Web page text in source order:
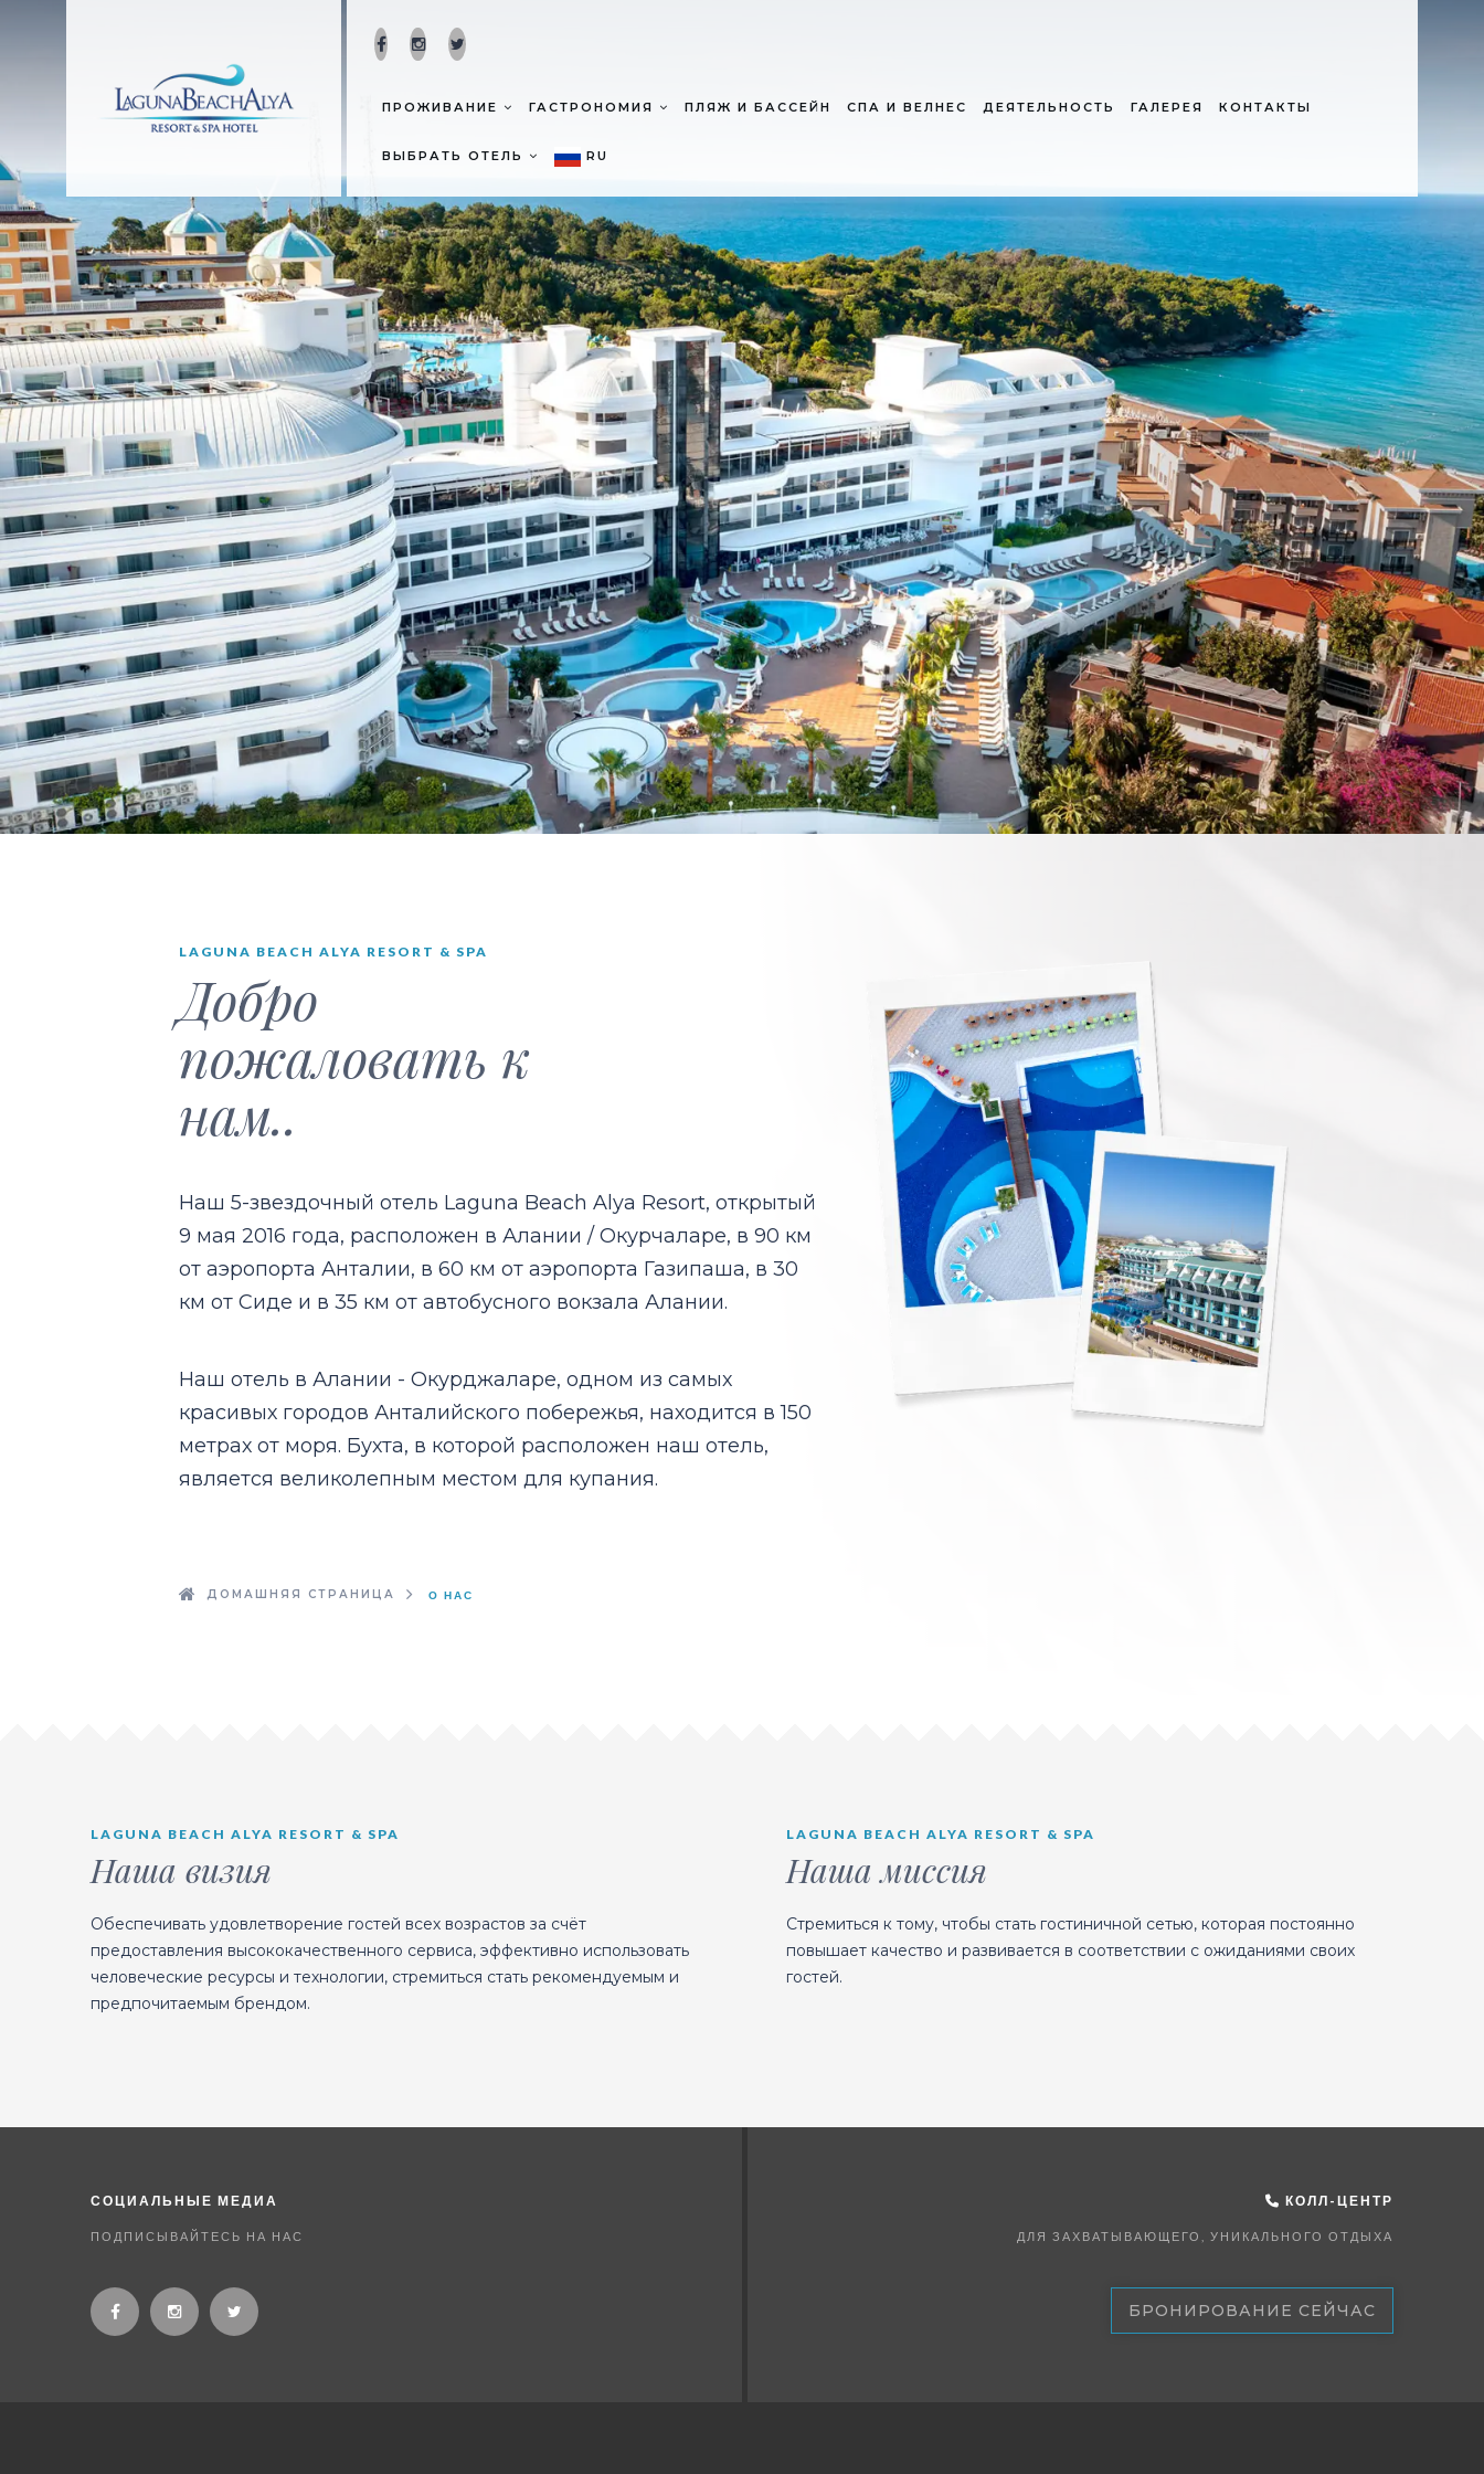
ПРОЖИВАНИЕ ГАСТРОНОМИЯ ПЛЯЖ И БАССЕЙН СПА И ВЕЛНЕС ДЕЯТЕЛЬНОСТЬ ГАЛЕРЕЯ КОНТАКТЫ
ВЫБРАТЬ ОТЕЛЬ RU
LAGUNA BEACH ALYA RESORT & SPA
Добро
пожаловать к
нам..
Наш 5-звездочный отель Laguna Beach Alya Resort, открытый
9 мая 2016 года, расположен в Алании / Окурчаларе, в 90 км
от аэропорта Анталии, в 60 км от аэропорта Газипаша, в 30
км от Сиде и в 35 км от автобусного вокзала Алании.
Наш отель в Алании - Окурджаларе, одном из самых
красивых городов Анталийского побережья, находится в 150
метрах от моря. Бухта, в которой расположен наш отель,
является великолепным местом для купания.
ДОМАШНЯЯ СТРАНИЦА О НАС
LAGUNA BEACH ALYA RESORT & SPA
Наша визия
Обеспечивать удовлетворение гостей всех возрастов за счёт
предоставления высококачественного сервиса, эффективно использовать
человеческие ресурсы и технологии, стремиться стать рекомендуемым и
предпочитаемым брендом.
LAGUNA BEACH ALYA RESORT & SPA
Наша миссия
Стремиться к тому, чтобы стать гостиничной сетью, которая постоянно
повышает качество и развивается в соответствии с ожиданиями своих
гостей.
СОЦИАЛЬНЫЕ МЕДИА
ПОДПИСЫВАЙТЕСЬ НА НАС
КОЛЛ-ЦЕНТР
ДЛЯ ЗАХВАТЫВАЮЩЕГО, УНИКАЛЬНОГО ОТДЫХА
БРОНИРОВАНИЕ СЕЙЧАС